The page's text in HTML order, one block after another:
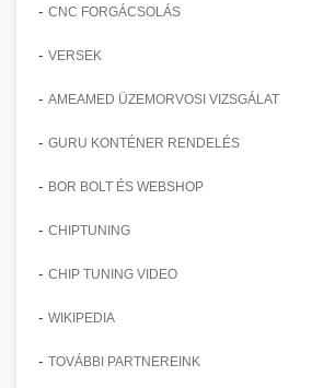
- CNC FORGÁCSOLÁS
- VERSEK
- AMEAMED ÜZEMORVOSI VIZSGÁLAT
- GURU KONTÉNER RENDELÉS
- BOR BOLT ÉS WEBSHOP
- CHIPTUNING
- CHIP TUNING VIDEO
- WIKIPEDIA
- TOVÁBBI PARTNEREINK